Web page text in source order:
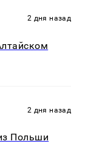
2 дня назад
2 дня назад
Польши